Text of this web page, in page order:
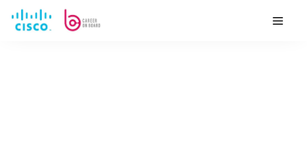
פורטל קהילות